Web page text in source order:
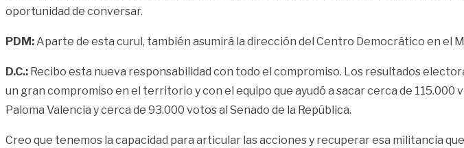
oportunidad de conversar.
PDM:Aparte de esta curul, también asumirá la dirección del Centro Democrático en el
D.C.: Recibo esta nueva responsabilidad con todo el compromiso. Los resultados
un gran compromiso en el territorio y con el equipo que ayudó a sacar cerca de
Paloma Valencia y cerca de 93.000 votos al Senado de la República.
Creo que tenemos la capacidad para articular las acciones y recuperar esa militancia